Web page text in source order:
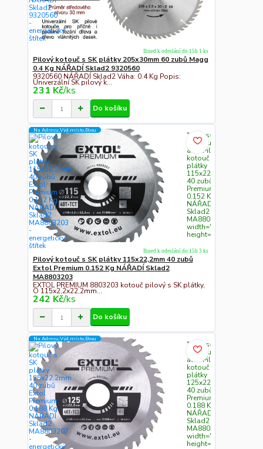
Pilový kotouč s SK plátky 205x30mm 60 zubů Magg
0.4 Kg NÁŘADÍ Sklad2 9320560
9320560 NÁŘADÍ Sklad2 Váha: 0.4 Kg Popis:
Univerzální SK pilový k...
231 Kč/ks
Ihned k odeslání do 15h 1 ks
Do košíku
Na Adresu,Výd.místo,Boxu
" class="c311
img-fluid"
alt="Pilový
kotouč s SK
plátky
115x22,2mm
40 zubů Extol
Premium
0.152 Kg
NÁŘADÍ
Sklad2
MA8803203"
width="300"
height="300">
Pilový kotouč s SK plátky 115x22,2mm 40 zubů
Extol Premium 0.152 Kg NÁŘADÍ Sklad2
MA8803203
EXTOL PREMIUM 8803203 kotouč pilový s SK plátky,
O 115x2,2x22,2mm...
242 Kč/ks
Ihned k odeslání do 15h 3 ks
Do košíku
Na Adresu,Výd.místo,Boxu
" class="c311
img-fluid"
alt="Pilový
kotouč s SK
plátky
125x22,2mm
40 zubů Extol
Premium
0.188 Kg
NÁŘADÍ
Sklad2
MA8803207"
width="300"
height="300">